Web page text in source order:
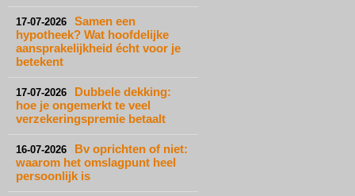
17-07-2026
Samen een
hypotheek? Wat hoofdelijke
aansprakelijkheid écht voor je
betekent
17-07-2026
Dubbele dekking:
hoe je ongemerkt te veel
verzekeringspremie betaalt
16-07-2026
Bv oprichten of niet:
waarom het omslagpunt heel
persoonlijk is